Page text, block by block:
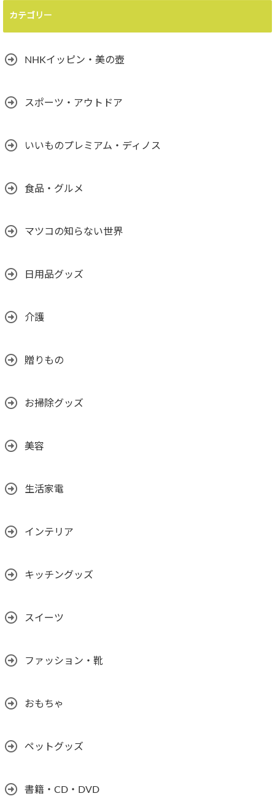
カテゴリー
NHKイッピン・美の壺
スポーツ・アウトドア
いいものプレミアム・ディノス
食品・グルメ
マツコの知らない世界
日用品グッズ
介護
贈りもの
お掃除グッズ
美容
生活家電
インテリア
キッチングッズ
スイーツ
ファッション・靴
おもちゃ
ペットグッズ
書籍・CD・DVD